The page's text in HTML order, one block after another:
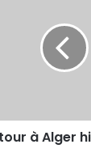
à Alger